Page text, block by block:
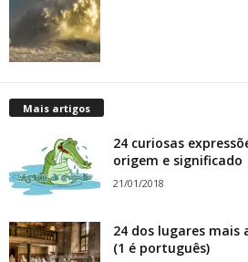
Mais artigos
24 curiosas
origem e significado
21/01/2018
24 dos lugares mais
(1 é português)